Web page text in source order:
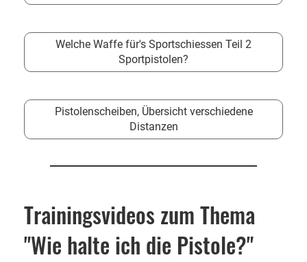
Welche Waffe für's Sportschiessen Teil 2
Sportpistolen?
Pistolenscheiben, Übersicht verschiedene
Distanzen
Trainingsvideos zum Thema
"Wie halte ich die Pistole?"